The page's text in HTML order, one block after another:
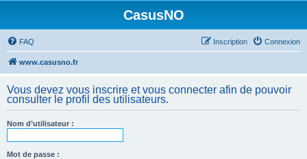
CasusNO
FAQ Connexion
Inscription
www.casusno.fr
Vous devez vous inscrire et vous connecter afin de pouvoir
consulter le profil des utilisateurs.
Nom d’utilisateur :
Mot de passe :